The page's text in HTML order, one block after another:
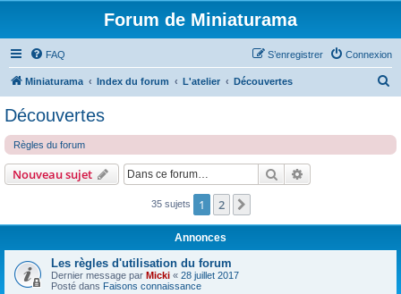
Forum de Miniaturama
FAQ Connexion
S’enregistrer
Miniaturama Index du forum L'atelier Découvertes
e
Découvertes
Règles du forum
Nouveau sujet Rechercher
35 sujets 1 2
Annonces
Les règles d'utilisation du forum
Dernier message par Micki « 28 juillet 2017
Posté dans Faisons connaissance